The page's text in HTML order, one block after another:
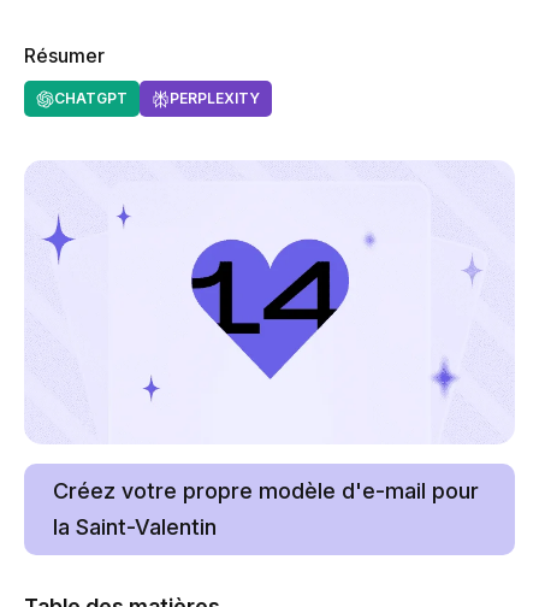
Résumer
CHATGPT PERPLEXITY
Créez votre propre modèle d'e-mail pour
la Saint-Valentin